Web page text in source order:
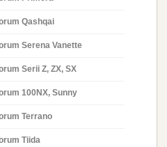
Qashqai
Serena Vanette
Serii Z, ZX, SX
100NX, Sunny
Terrano
Tiida